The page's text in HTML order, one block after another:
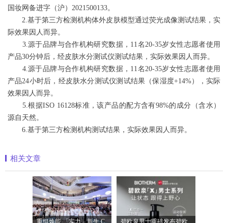
国妆网备进字（沪）2021500133。
2.基于第三方检测机构体外皮肤模型通过荧光成像测试结果，实
际效果因人而异。
3.源于品牌与合作机构研究数据，11名20-35岁女性志愿者使用
产品30分钟后，经皮肤水分测试仪测试结果，实际效果因人而异。
4.源于品牌与合作机构研究数据，11名20-35岁女性志愿者使用
产品24小时后，经皮肤水分测试仪测试结果（保湿度+14%），实际
效果因人而异。
5.根据ISO 16128标准，该产品的配方含有98%的成分（含水）
源自天然。
6.基于第三方检测机构测试结果，实际效果因人而异。
相关文章
重组焕能 「实力」新生 Clinique倩碧携手品